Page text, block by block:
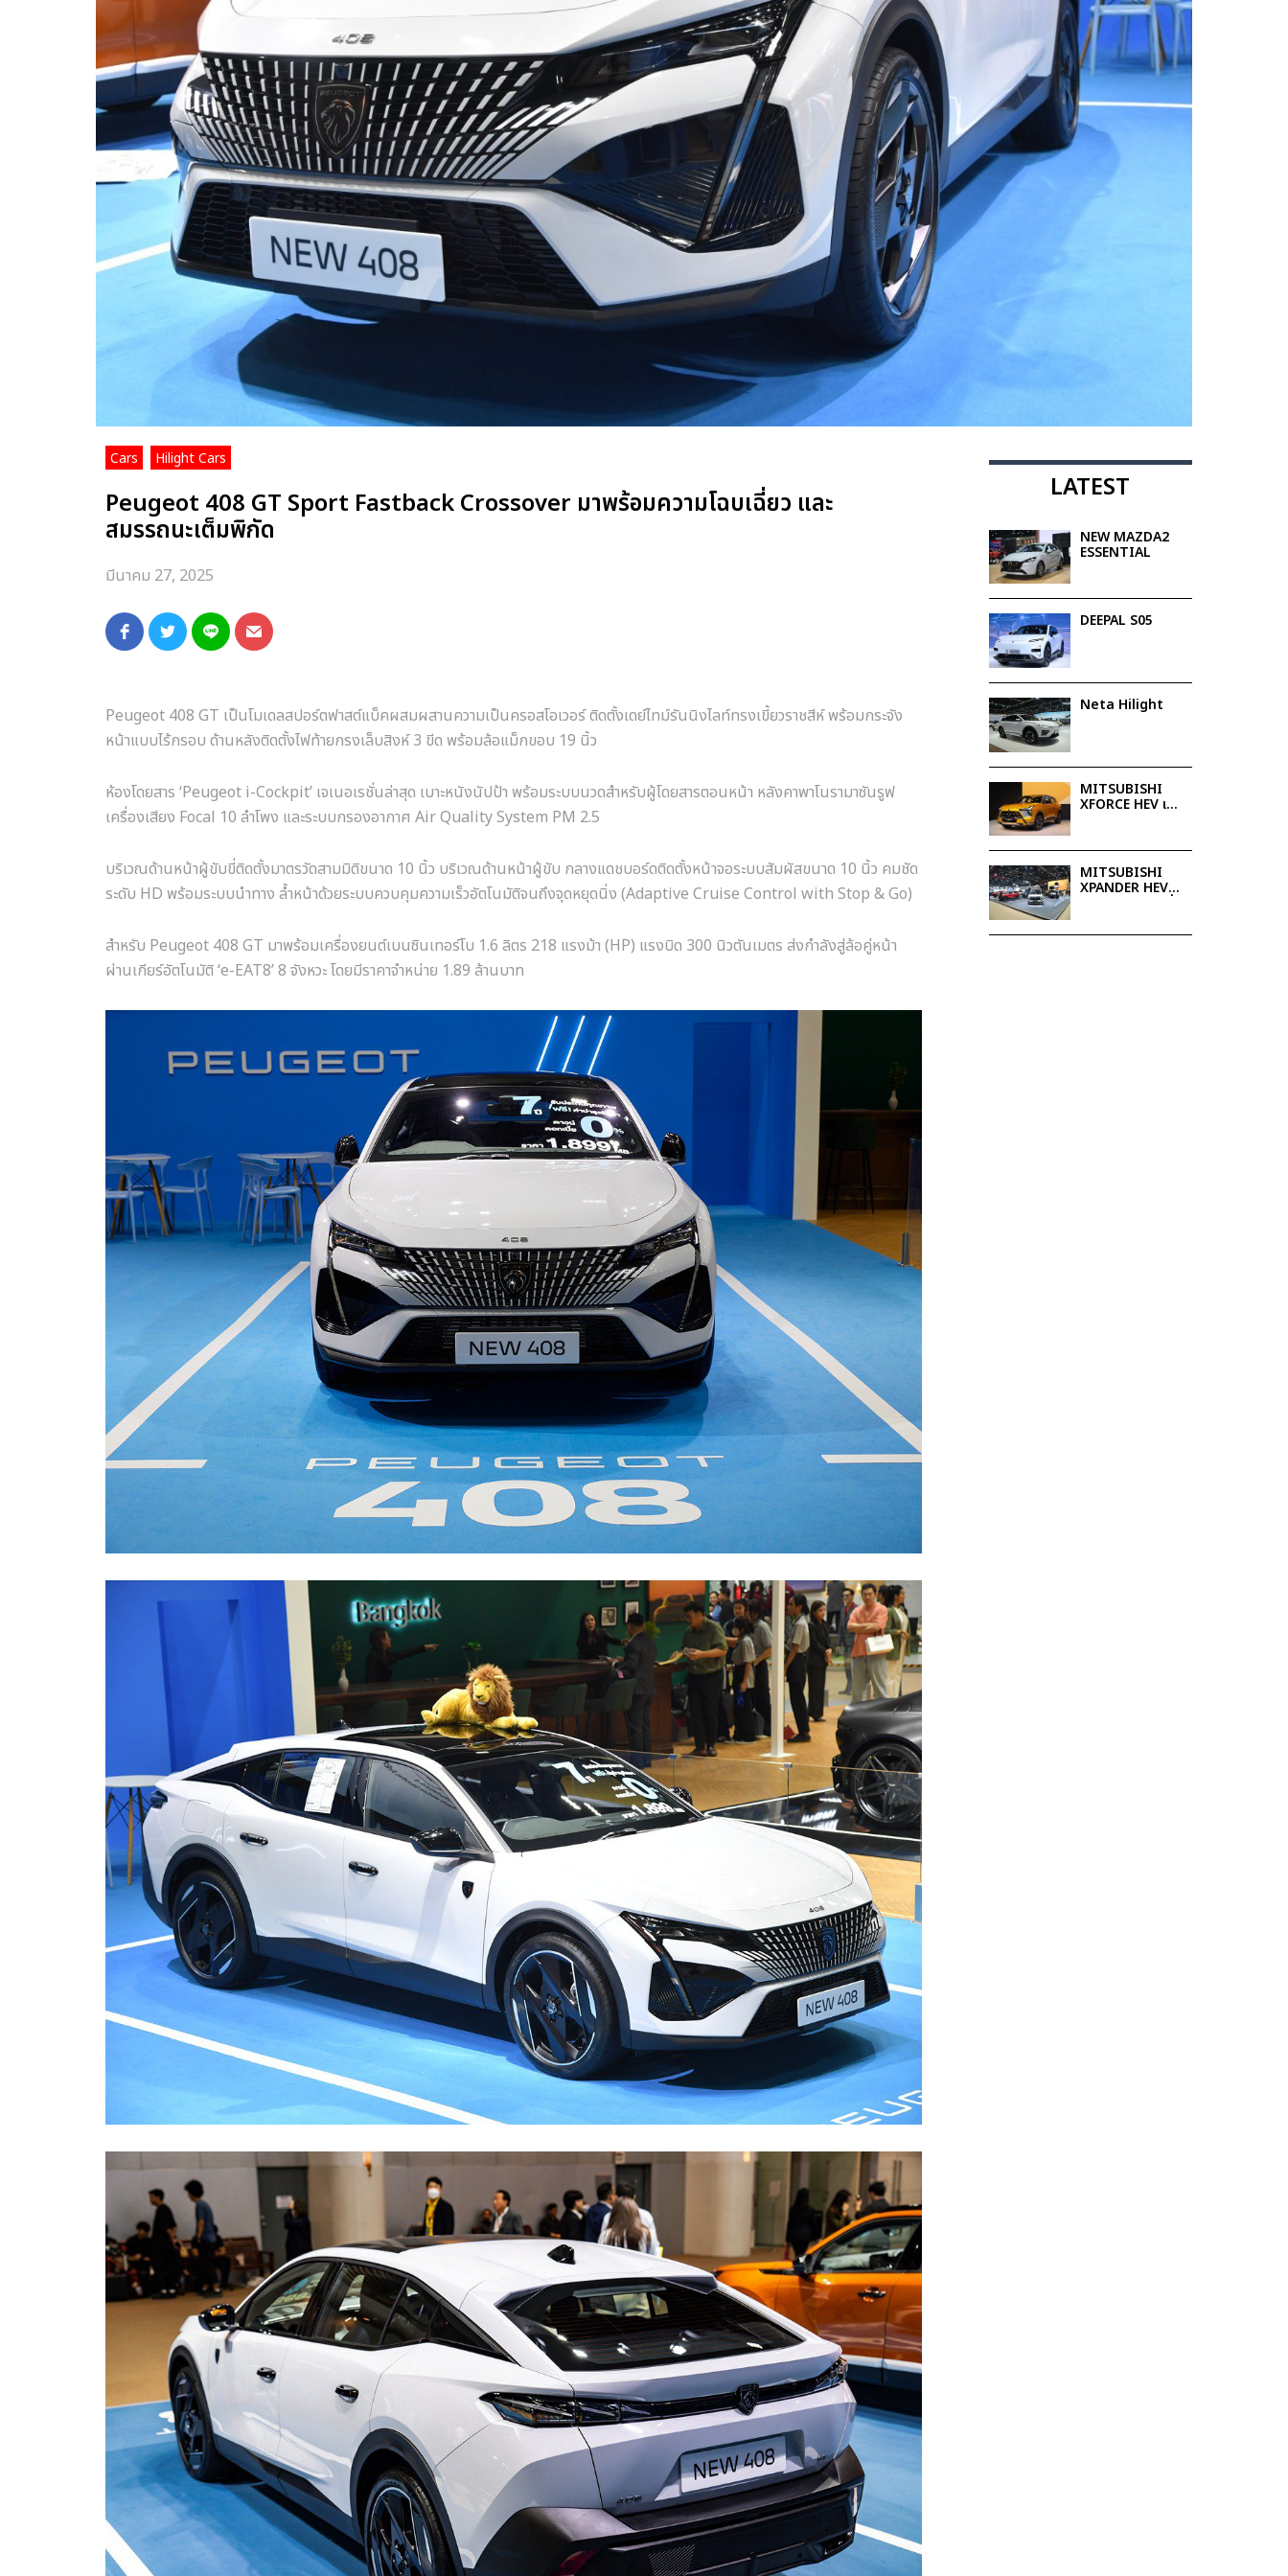
Cars Hilight Cars
Peugeot 408 GT Sport Fastback Crossover มาพร้อมความโฉบเฉี่ยว และ
สมรรถนะเต็มพิกัด
มีนาคม 27, 2025
Peugeot 408 GT เป็นโมเดลสปอร์ตฟาสต์แบ็คผสมผสานความเป็นครอสโอเวอร์ ติดตั้งเดย์ไทม์รันนิงไลท์ทรงเขี้ยวราชสีห์ พร้อมกระจัง
หน้าแบบไร้กรอบ ด้านหลังติดตั้งไฟท้ายกรงเล็บสิงห์ 3 ขีด พร้อมล้อแม็กขอบ 19 นิ้ว
ห้องโดยสาร ‘Peugeot i-Cockpit’ เจเนอเรชั่นล่าสุด เบาะหนังนัปป้า พร้อมระบบนวดสำหรับผู้โดยสารตอนหน้า หลังคาพาโนรามาซันรูฟ
เครื่องเสียง Focal 10 ลำโพง และระบบกรองอากาศ Air Quality System PM 2.5
บริเวณด้านหน้าผู้ขับขี่ติดตั้งมาตรวัดสามมิติขนาด 10 นิ้ว บริเวณด้านหน้าผู้ขับ กลางแดชบอร์ดติดตั้งหน้าจอระบบสัมผัสขนาด 10 นิ้ว คมชัด
ระดับ HD พร้อมระบบนำทาง ล้ำหน้าด้วยระบบควบคุมความเร็วอัตโนมัติจนถึงจุดหยุดนิ่ง (Adaptive Cruise Control with Stop & Go)
สำหรับ Peugeot 408 GT มาพร้อมเครื่องยนต์เบนซินเทอร์โบ 1.6 ลิตร 218 แรงม้า (HP) แรงบิด 300 นิวตันเมตร ส่งกำลังสู่ล้อคู่หน้า
ผ่านเกียร์อัตโนมัติ ‘e-EAT8’ 8 จังหวะ โดยมีราคาจำหน่าย 1.89 ล้านบาท
LATEST
NEW MAZDA2
ESSENTIAL
DEEPAL S05
Neta Hilight
MITSUBISHI
XFORCE HEV เอ
พลัง
MITSUBISHI
XPANDER HEV
โรงงานจำนวน